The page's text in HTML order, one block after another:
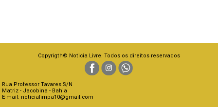
Copyrigth© Noticia Livre. Todos os direitos reservados
Rua Professor Tavares S/N
Matriz - Jacobina - Bahia
E-mail: noticialimpa10@gmail.com